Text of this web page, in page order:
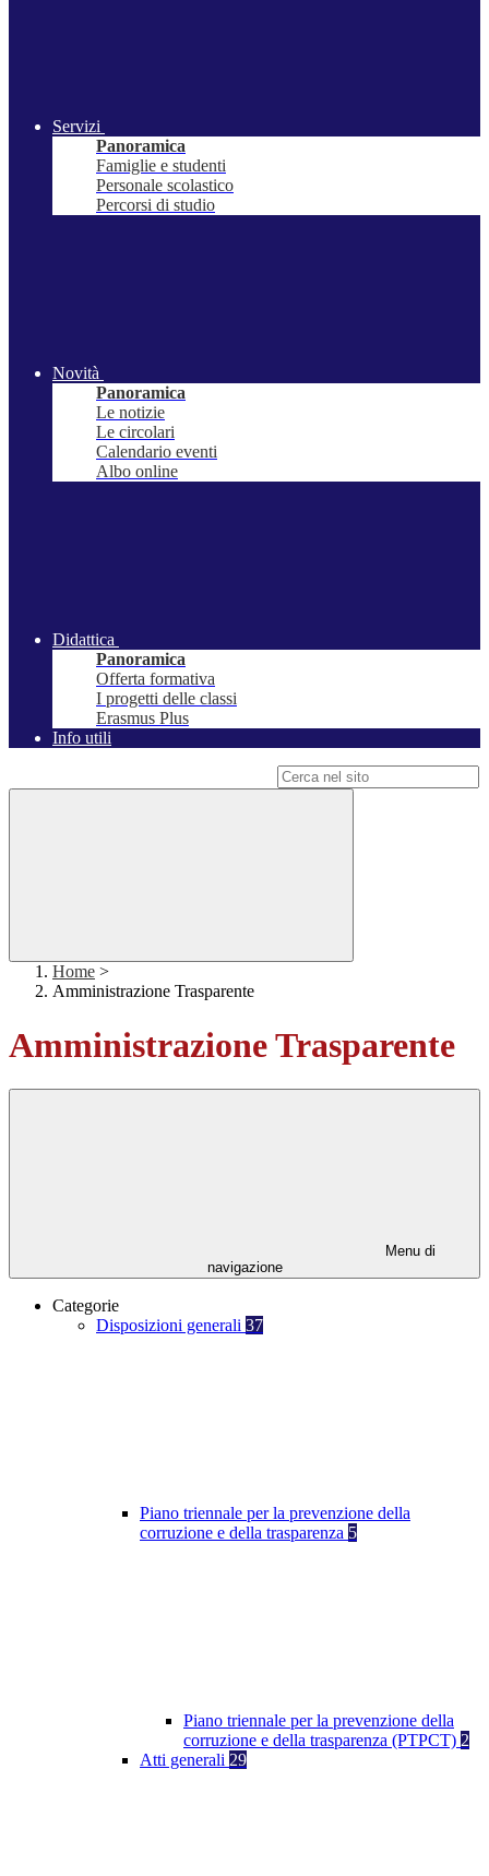
Servizi
Panoramica
Famiglie e studenti
Personale scolastico
Percorsi di studio
Novità
Panoramica
Le notizie
Le circolari
Calendario eventi
Albo online
Didattica
Panoramica
Offerta formativa
I progetti delle classi
Erasmus Plus
Info utili
Home >
Amministrazione Trasparente
Amministrazione Trasparente
Menu di
navigazione
Categorie
Disposizioni generali 37
Piano triennale per la prevenzione della
corruzione e della trasparenza 5
Piano triennale per la prevenzione della
corruzione e della trasparenza (PTPCT) 2
Atti generali 29